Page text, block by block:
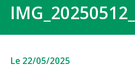
Le 22/05/2025